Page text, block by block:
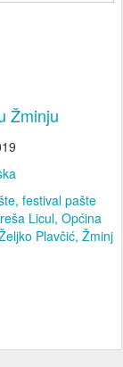
Žminju
festival pašte
Licul Općina
Plavčić Žminj